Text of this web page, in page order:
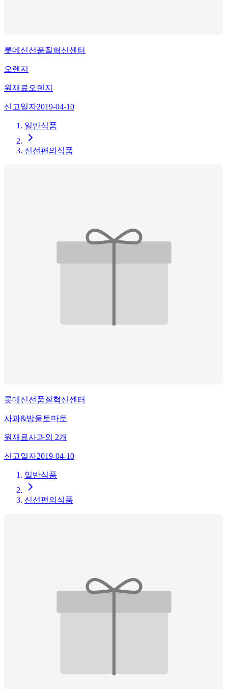
롯데신선품질혁신센터
오렌지
원재료 오렌지
신고일자2019-04-10
일반식품
신선편의식품
롯데신선품질혁신센터
사과&방울토마토
원재료사과외 2개
신고일자2019-04-10
일반식품
신선편의식품